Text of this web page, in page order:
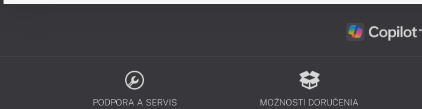
PODPORA A SERVIS
MOŽNOSTI DORUČENIA